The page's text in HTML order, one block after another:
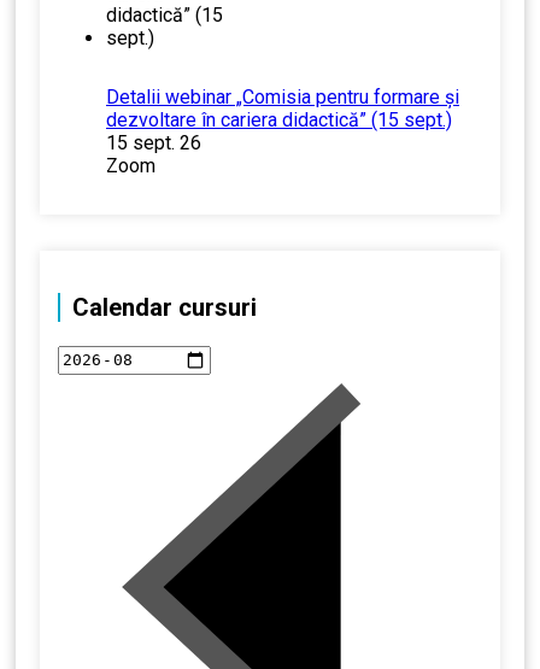
Detalii webinar „Comisia pentru formare și
dezvoltare în cariera didactică” (15 sept.)
15 sept. 26
Zoom
Calendar cursuri